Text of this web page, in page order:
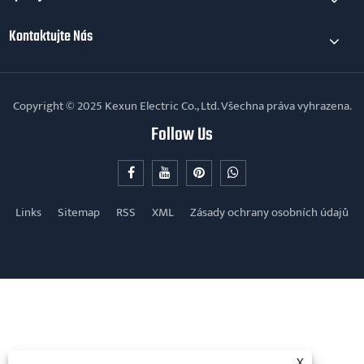
Experti EEU navštívili Kexun kvůli programu
20 sad rozvoden
Ukázat více >>
O Nás